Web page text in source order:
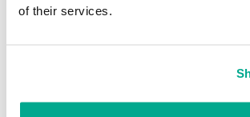
of their services.